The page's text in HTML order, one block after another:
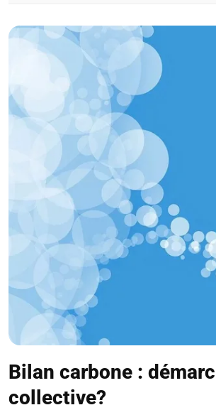
Bilan carbone :
collective?